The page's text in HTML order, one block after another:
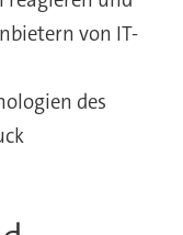
von IT-
des